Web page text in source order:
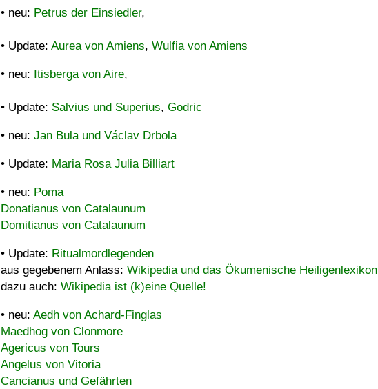
• neu: Petrus der Einsiedler,
• Update: Aurea von Amiens, Wulfia von Amiens
• neu: Itisberga von Aire,
• Update: Salvius und Superius, Godric
• neu: Jan Bula und Václav Drbola
• Update: Maria Rosa Julia Billiart
• neu: Poma
Donatianus von Catalaunum
Domitianus von Catalaunum
• Update: Ritualmordlegenden
aus gegebenem Anlass: Wikipedia und das Ökumenische Heiligenlexikon
dazu auch: Wikipedia ist (k)eine Quelle!
• neu: Aedh von Achard-Finglas
Maedhog von Clonmore
Agericus von Tours
Angelus von Vitoria
Cancianus und Gefährten